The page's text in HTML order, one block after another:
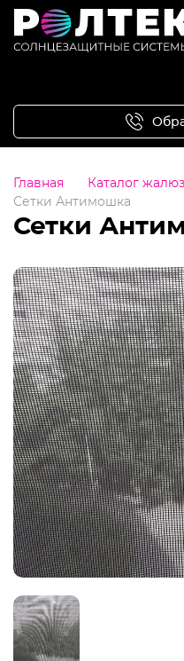
Главная Каталог
Сетки Антимошка
Сетки